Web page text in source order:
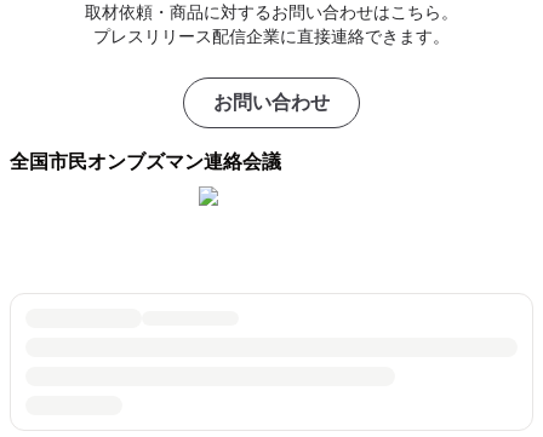
取材依頼・商品に対するお問い合わせはこちら。
プレスリリース配信企業に直接連絡できます。
お問い合わせ
全国市民オンブズマン連絡会議